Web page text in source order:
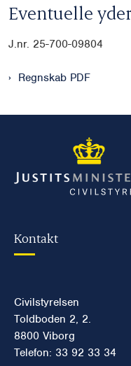
Eventuelle
J.nr. 25-700-09804
Regnskab PDF
Kontakt
Civilstyrelsen
Toldboden 2, 2.
8800 Viborg
Telefon: 33 92 33 34